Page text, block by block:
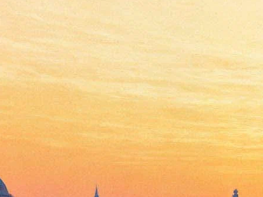
Назван еще один претендент
на роль Джеймса Бонда
14:27 Версия для печати